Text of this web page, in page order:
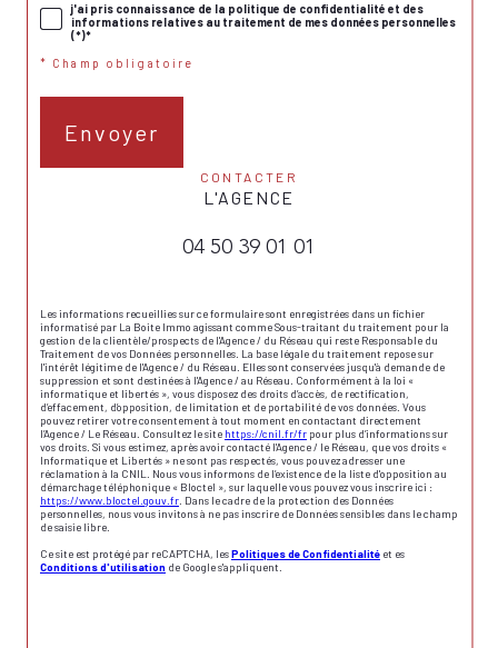
j'ai pris connaissance de la politique de confidentialité et des
informations relatives au traitement de mes données personnelles
(*)*
* Champ obligatoire
Envoyer
CONTACTER
L'AGENCE
04 50 39 01 01
Les informations recueillies sur ce formulaire sont enregistrées dans un fichier
informatisé par La Boite Immo agissant comme Sous-traitant du traitement pour la
gestion de la clientèle/prospects de l'Agence / du Réseau qui reste Responsable du
Traitement de vos Données personnelles. La base légale du traitement repose sur
l'intérêt légitime de l'Agence / du Réseau. Elles sont conservées jusqu'à demande de
suppression et sont destinées à l'Agence / au Réseau. Conformément à la loi «
informatique et libertés », vous disposez des droits d’accès, de rectification,
d’effacement, d’opposition, de limitation et de portabilité de vos données. Vous
pouvez retirer votre consentement à tout moment en contactant directement
l’Agence / Le Réseau. Consultez le site https://cnil.fr/fr pour plus d’informations sur
vos droits. Si vous estimez, après avoir contacté l'Agence / le Réseau, que vos droits «
Informatique et Libertés » ne sont pas respectés, vous pouvez adresser une
réclamation à la CNIL. Nous vous informons de l’existence de la liste d'opposition au
démarchage téléphonique « Bloctel », sur laquelle vous pouvez vous inscrire ici :
https://www.bloctel.gouv.fr . Dans le cadre de la protection des Données
personnelles, nous vous invitons à ne pas inscrire de Données sensibles dans le champ
de saisie libre.
Ce site est protégé par reCAPTCHA, lesPolitiques de Confidentialité et es
Conditions d'utilisation de Google s'appliquent.